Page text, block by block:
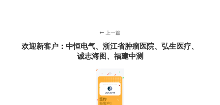
上一篇
欢迎新客户：中恒电气、浙江省肿瘤医院、弘生医疗、
诚志海图、福建中测